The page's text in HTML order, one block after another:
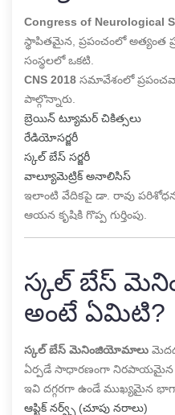
Congress of Neurological
స్థాపితమైన, ప్రపంచంలో అత్యంత
సంస్థలలో ఒకటి.
CNS 2018 సమావేశంలో
పాల్గొన్నారు.
బ్రెయిన్ ట్యూమర్ చికిత్సలు
రేడియోసర్జరీ
స్కల్ బేస్ సర్జరీ
వాల్యూమెట్రిక్ అనాలిసిస్
ఇలాంటి వేదికపై డా. రావు
ఆయన కృషికి గొప్ప గుర్తింపు.
స్కల్ బేస్
అంటే ఏమిటి?
స్కల్ బేస్ మెనింజియోమాలు
ఏర్పడే సాధారణంగా నిరపాయమైన
ఇవి దగ్గరగా ఉండే ముఖ్యమైన
ఆప్టిక్ నర్వ్స్ (చూపు నరాలు)